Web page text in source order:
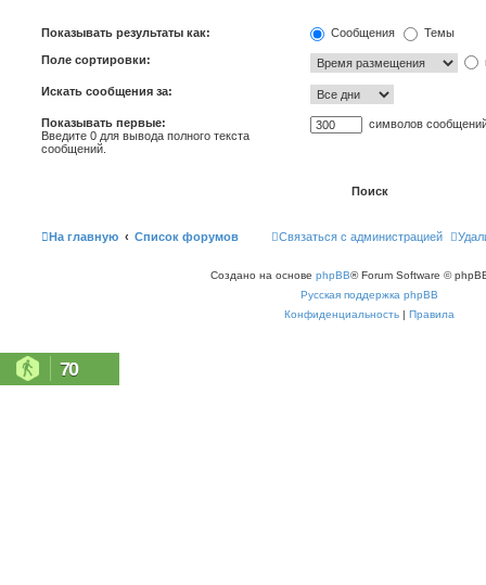
Показывать результаты как: Сообщения Темы
Поле сортировки:
Искать сообщения за:
Показывать первые:
Введите 0 для вывода полного текста
сообщений.
символов
На главную Список форумов Связаться с администрацией
Создано на основе phpBB® Forum Software ©
Русская поддержка phpBB
Конфиденциальность | Правила
70